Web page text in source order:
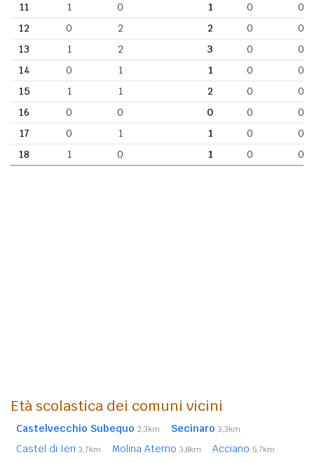
11
1 0 1 0
0
12
0 2 2 0
0
13
1 2 3 0
0
14
0 1 1 0
0
15
1 1 2 0
0
16
0 0 0 0
0
17
0 1 1 0
0
18
1 0 1 0 0
Età scolastica dei comuni vicini
Castelvecchio Subequo 2,3km Secinaro 3,3km
Castel di Ieri 3,7km Molina Aterno 3,8km Acciano 5,7km